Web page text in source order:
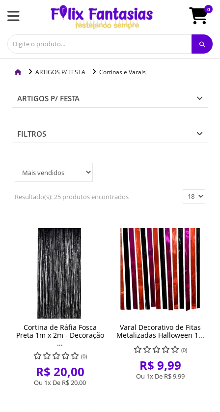
0
ARTIGOS P/ FESTA Cortinas e Varais
ARTIGOS P/ FESTA
FILTROS
Resultado(s):25 produtos encontrados
Cortina de Ráfia Fosca
Preta 1m x 2m - Decoração
...
(0)
R$ 20,00
Ou 1x De R$ 20,00
Varal Decorativo de Fitas
Metalizadas Halloween 1...
(0)
R$ 9,99
Ou 1x De R$ 9,99